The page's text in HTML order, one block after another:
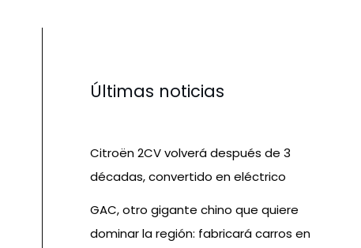
Últimas noticias
Citroën 2CV volverá después de 3
décadas, convertido en eléctrico
GAC, otro gigante chino que quiere
dominar la región: fabricará carros en